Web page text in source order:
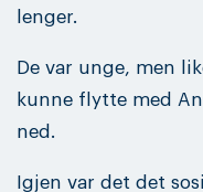
lenger.
De var unge, men
kunne flytte med
ned.
Igjen var det det